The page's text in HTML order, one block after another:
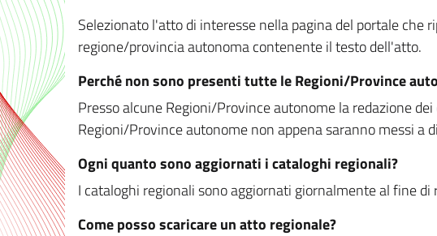
Selezionato l'atto di interesse nella pagina del portale che
regione/provincia autonoma contenente il testo dell'atto.
Perché non sono presenti tutte le Regioni/Province
Presso alcune Regioni/Province autonome la redazione
Regioni/Province autonome non appena saranno messi a
Ogni quanto sono aggiornati i cataloghi regionali?
I cataloghi regionali sono aggiornati giornalmente al fine
Come posso scaricare un atto regionale?